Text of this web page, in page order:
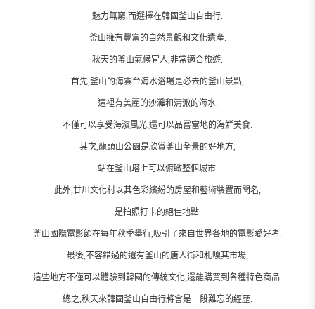
魅力無窮,而選擇在韓國釜山自由行.
釜山擁有豐富的自然景觀和文化遺產.
秋天的釜山氣候宜人,非常適合旅遊.
首先,釜山的海雲台海水浴場是必去的釜山景點,
這裡有美麗的沙灘和清澈的海水.
不僅可以享受海濱風光,還可以品嘗當地的海鮮美食.
其次,龍頭山公園是欣賞釜山全景的好地方,
站在釜山塔上可以俯瞰整個城市.
此外,甘川文化村以其色彩繽紛的房屋和藝術裝置而聞名,
是拍照打卡的絕佳地點.
釜山國際電影節在每年秋季舉行,吸引了來自世界各地的電影愛好者.
最後,不容錯過的還有釜山的唐人街和札嘎其市場,
這些地方不僅可以體驗到韓國的傳統文化,還能購買到各種特色商品.
總之,秋天來韓國釜山自由行將會是一段難忘的經歷.